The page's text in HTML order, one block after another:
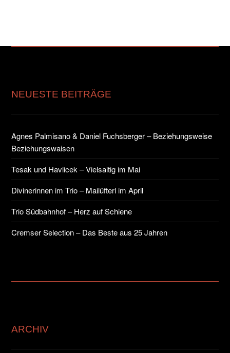
NEUESTE BEITRÄGE
Agnes Palmisano & Daniel Fuchsberger – Beziehungsweise
Beziehungswaisen
Tesak und Havlicek – Vielsaitig im Mai
Divinerinnen im Trio – Mailüfterl im April
Trio Südbahnhof – Herz auf Schiene
Cremser Selection – Das Beste aus 25 Jahren
ARCHIV